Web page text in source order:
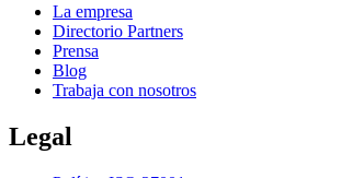
La empresa
Directorio Partners
Prensa
Blog
Trabaja con nosotros
Legal